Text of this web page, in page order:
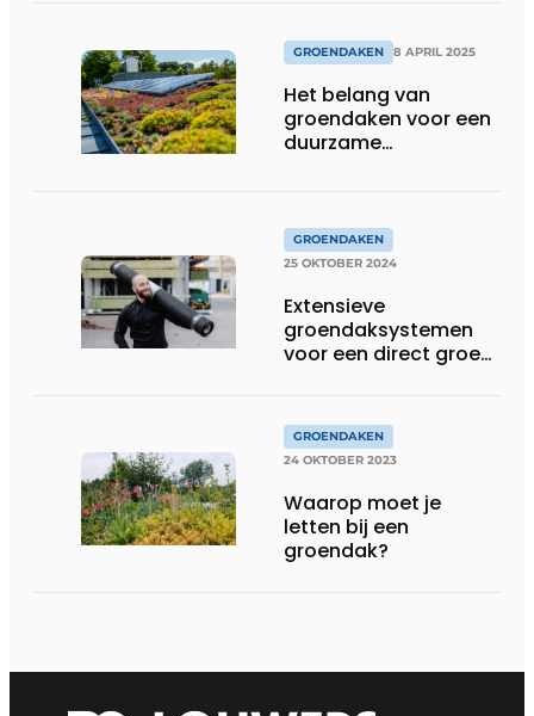
GROENDAKEN 8 APRIL 2025
Het belang van
groendaken voor een
duurzame
voor
GROENDAKEN
25 OKTOBER 2024
Extensieve
groendaksystemen
voor een direct groen
GROENDAKEN
24 OKTOBER 2023
Waarop moet je
letten bij een
groendak?